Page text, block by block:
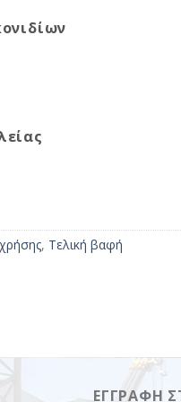
, Τελική βαφή
ΕΓΓΡΑΦΉ